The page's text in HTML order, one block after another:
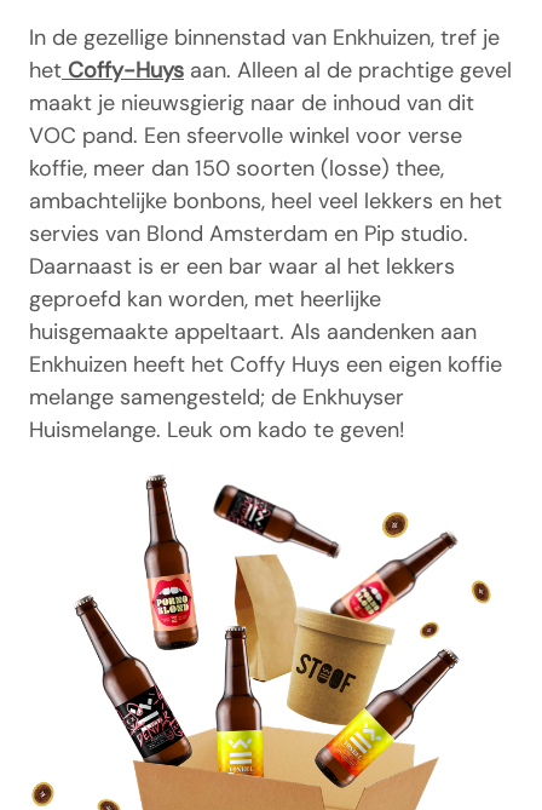
In de gezellige binnenstad van Enkhuizen, tref je
het Coffy-Huys aan. Alleen al de prachtige gevel
maakt je nieuwsgierig naar de inhoud van dit
VOC pand. Een sfeervolle winkel voor verse
koffie, meer dan 150 soorten (losse) thee,
ambachtelijke bonbons, heel veel lekkers en het
servies van Blond Amsterdam en Pip studio.
Daarnaast is er een bar waar al het lekkers
geproefd kan worden, met heerlijke
huisgemaakte appeltaart. Als aandenken aan
Enkhuizen heeft het Coffy Huys een eigen koffie
melange samengesteld; de Enkhuyser
Huismelange. Leuk om kado te geven!